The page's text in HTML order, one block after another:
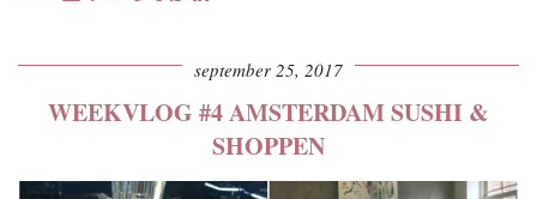
september 25, 2017
WEEKVLOG #4 AMSTERDAM SUSHI &
SHOPPEN